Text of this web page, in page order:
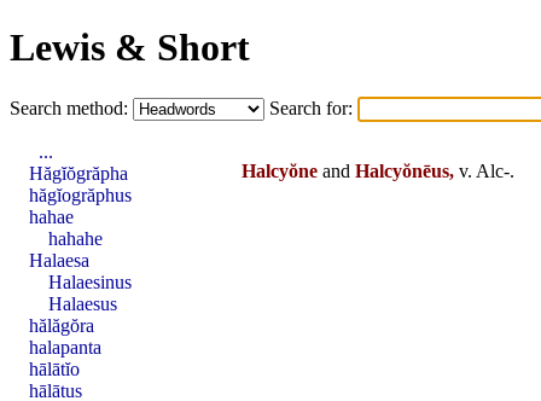
Lewis & Short
Search method: Search for:
Halcyŏne and Halcyŏnēus, v. Alc-.
...
Hăgĭŏgrăpha
hăgĭogrăphus
hahae
hahahe
Halaesa
Halaesinus
Halaesus
hălăgŏra
halapanta
hālātĭo
hālātus